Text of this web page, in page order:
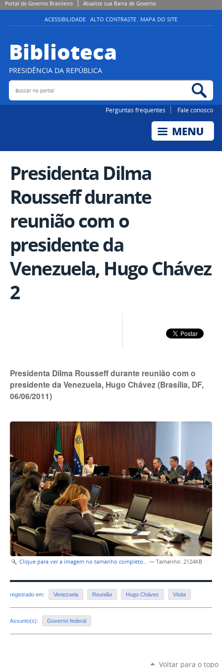
Portal do Governo Brasileiro Atualize sua Barra de Governo
ACESSIBILIDADE ALTO CONTRASTE MAPA DO SITE
Biblioteca
PRESIDÊNCIA DA REPÚBLICA
Buscar no portal
Perguntas frequentes Fale conosco
Presidenta Dilma
Rousseff durante
reunião com o
presidente da
Venezuela, Hugo Chávez
2
Presidenta Dilma Rousseff durante reunião com o
presidente da Venezuela, Hugo Chávez (Brasília, DF,
06/06/2011)
Clique para ver a imagem no tamanho completo… — Tamanho: 2124KB
registrado em: Venezuela Reunião Hugo Chávez Visita
Assunto(s): Governo federal
Voltar para o topo